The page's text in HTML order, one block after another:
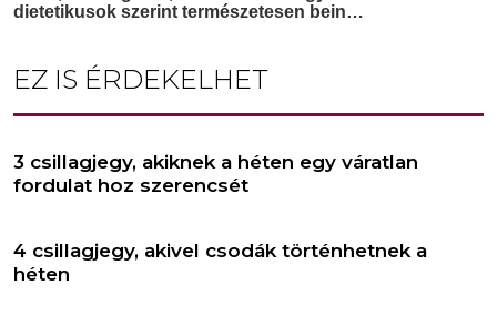
EZ IS ÉRDEKELHET
3 csillagjegy, akiknek a héten egy váratlan
fordulat hoz szerencsét
4 csillagjegy, akivel csodák történhetnek a
héten